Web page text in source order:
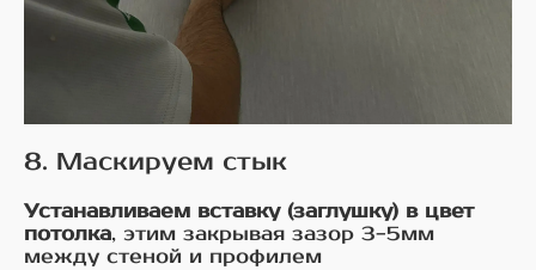
8. Маскируем стык
Устанавливаем вставку (заглушку) в цвет
потолка, этим закрывая зазор 3-5мм
между стеной и профилем